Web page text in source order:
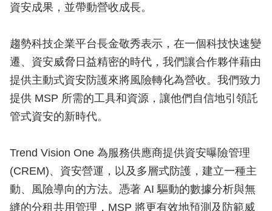
資安成果，並帶動營收成長。
趨勢科技企業平台長金敬秀表示，在一個科技快速變
遷、資安威脅日益精密的時代，我們讓合作夥伴藉由
提供主動式資安防護來將風險轉化為營收。我們致力
提供 MSP 所需的工具和資源，讓他們自信地引領託
管式資安的新時代。
Trend Vision One 為服務供應商提供資安曝險管理
(CREM)、資安營運，以及多層式防護，建立一種主
動、風險導向的方法。憑著 AI 驅動的數據分析與無
縫的分租共用管理，MSP 將更有效地預測及防範威